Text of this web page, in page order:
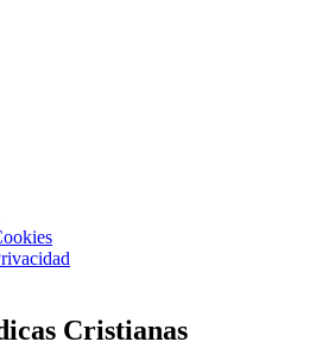
Cristianas